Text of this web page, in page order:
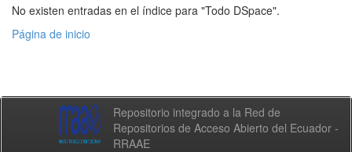
No existen entradas en el índice para "Todo DSpace".
Página de inicio
Repositorio integrado a la Red de
Repositorios de Acceso Abierto del Ecuador -
RRAAE